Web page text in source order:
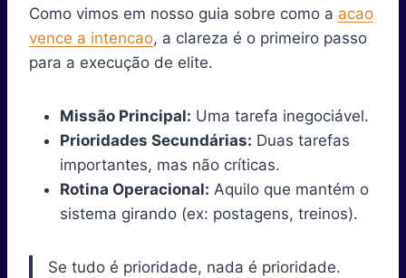
Como vimos em nosso guia sobre como a acao
vence a intencao, a clareza é o primeiro passo
para a execução de elite.
Missão Principal: Uma tarefa inegociável.
Prioridades Secundárias: Duas tarefas
importantes, mas não críticas.
Rotina Operacional: Aquilo que mantém o
sistema girando (ex: postagens, treinos).
Se tudo é prioridade, nada é prioridade.